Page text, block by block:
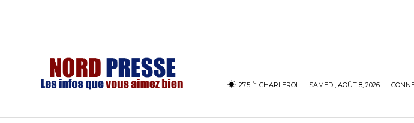
27.5 C CHARLEROI SAMEDI, AOÛT 8, 2026